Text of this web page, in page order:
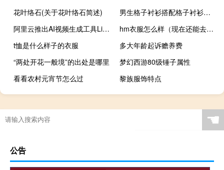
花叶络石(关于花叶络石简述)
男生格子衬衫搭配格子衬衫怎么搭配 黑白格子衬衫搭配
阿里云推出AI视频生成工具Live Portait
hm衣服怎么样（现在还能去hm买衣服吗）
t恤是什么样子的衣服
多大年龄起诉赡养费
“两处开花一般境”的出处是哪里
梦幻西游80级锤子属性
看看农村元宵节怎么过
黎族服饰特点
☚
公告